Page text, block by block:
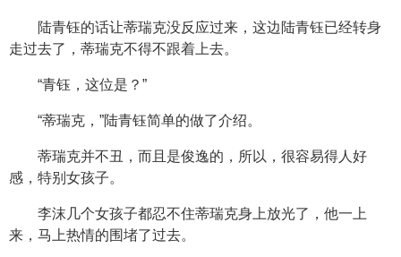
陆青钰的话让蒂瑞克没反应过来，这边陆青钰已经转身
走过去了，蒂瑞克不得不跟着上去。
“青钰，这位是？”
“蒂瑞克，”陆青钰简单的做了介绍。
蒂瑞克并不丑，而且是俊逸的，所以，很容易得人好
感，特别女孩子。
李沫几个女孩子都忍不住蒂瑞克身上放光了，他一上
来，马上热情的围堵了过去。